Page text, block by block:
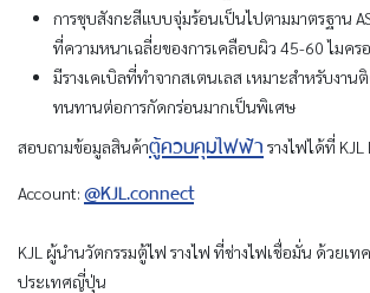
การชุบสังกะสีแบบจุ่มร้อนเป็นไปตามมาตรฐาน
ที่ความหนาเฉลี่ยของการเคลือบผิว 45-60 ไมคร
มีรางเคเบิลที่ทำจากสเตนเลส เหมาะสำหรับงา
ทนทานต่อการกัดกร่อนมากเป็นพิเศษ
สอบถามข้อมูลสินค้าตู้ควบคุมไฟฟ้า รางไฟได้ที่ KJL
Account: @KJL.connect
KJL ผู้นำนวัตกรรมตู้ไฟ รางไฟ ที่ช่างไฟเชื่อมั่น ด้วยเท
ประเทศญี่ปุ่น